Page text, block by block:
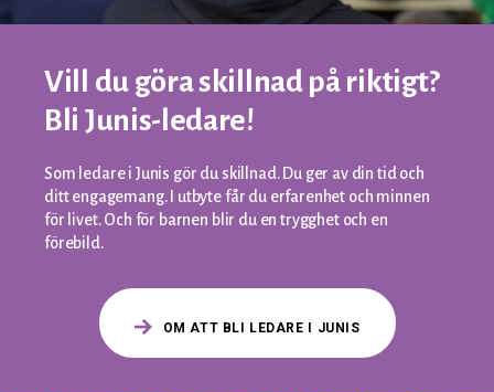
Vill du göra skillnad på riktigt?
Bli Junis-ledare!
Som ledare i Junis gör du skillnad. Du ger av din tid och
ditt engagemang. I utbyte får du erfarenhet och minnen
för livet. Och för barnen blir du en trygghet och en
förebild.
OM ATT BLI LEDARE I JUNIS